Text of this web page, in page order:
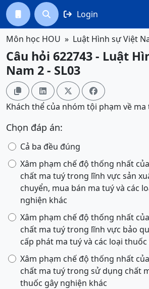
  Login
Môn học HOU Luật Hình sự Việt
Câu hỏi 622743 - Luật
Nam 2 - SL03
   
Khách thể của nhóm tội phạm về ma
Chọn đáp án:
Cả ba đều đúng
Xâm phạm chế độ thống nhất
chất ma tuý trong lĩnh vực sản
chuyển, mua bán ma tuý và các
nghiện khác
Xâm phạm chế độ thống nhất
chất ma tuý trong lĩnh vực bảo
cấp phát ma tuý và các loại
Xâm phạm chế độ thống nhất
chất ma tuý trong sử dụng chất
thuốc gây nghiện khác